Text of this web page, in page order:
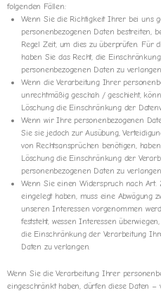
folgenden Fällen:
Wenn Sie die Richtigkeit Ihrer bei uns
personenbezogenen Daten bestreiten,
Regel Zeit, um dies zu überprüfen. Für
haben Sie das Recht, die
personenbezogenen Daten zu
Wenn die Verarbeitung Ihrer
unrechtmäßig geschah / geschieht,
Löschung die Einschränkung der
Wenn wir Ihre personenbezogenen
Sie sie jedoch zur Ausübung,
von Rechtsansprüchen benötigen,
Löschung die Einschränkung der
personenbezogenen Daten zu
Wenn Sie einen Widerspruch nach Art.
eingelegt haben, muss eine Abwägung
unseren Interessen vorgenommen
feststeht, wessen Interessen
die Einschränkung der Verarbeitung
Daten zu verlangen.
Wenn Sie die Verarbeitung Ihrer
eingeschränkt haben, dürfen diese Daten